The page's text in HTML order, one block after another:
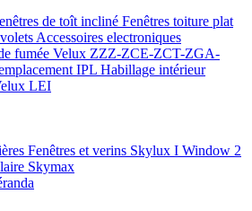
de toît incliné Fenêtres toiture plat
Accessoires electroniques
fumée Velux ZZZ-ZCE-ZCT-ZGA-
IPL Habillage intérieur
LEI
Fenêtres et verins Skylux I Window 2
Skymax